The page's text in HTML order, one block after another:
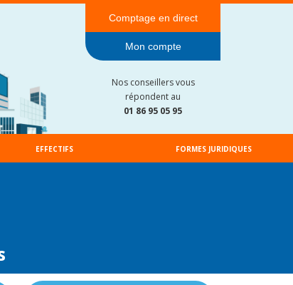
Comptage en direct
Mon compte
Nos conseillers vous
répondent au
01 86 95 05 95
EFFECTIFS FORMES JURIDIQUES